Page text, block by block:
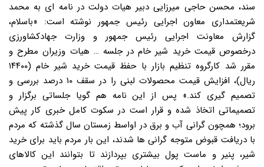
سند، محسن حاجی میرزایی دبیر هیات دولت در نامه ای به محمد
شریعتمداری معاون اجرایی رئیس جمهور نوشته است: «باسلام،
گزارش معاونت اجرایی رئیس جمهور و وزارت جهادکشاورزی
درخصوص قیمت خرید شیر خام در جلسه … هیات وزیران مطرح و
مقرر شد کارگروه تنظیم بازار با حفظ قیمت خرید شیر خام (۱۴۴۰۰
ریال)، افزایش قیمت محصولات لبنی را در سقف ۱۰ درصد بررسی و
تصمیم گیری کند.» پس از این نامه هم گویا جلساتی برگزار و
تصمیماتی اتخاذ شده و قرار است در سکوت کامل خبری کار پیش
برود؛ همچون گرانی آب و برق در اواسط زمستان سال گذشته که مردم
با دریافت قبوض متوجه گرانی ها شدند، این بار مردم باید برای خرید
شیر، پنیر و ماست پول بیشتری بپردازند تا بتوانند این کالاهای